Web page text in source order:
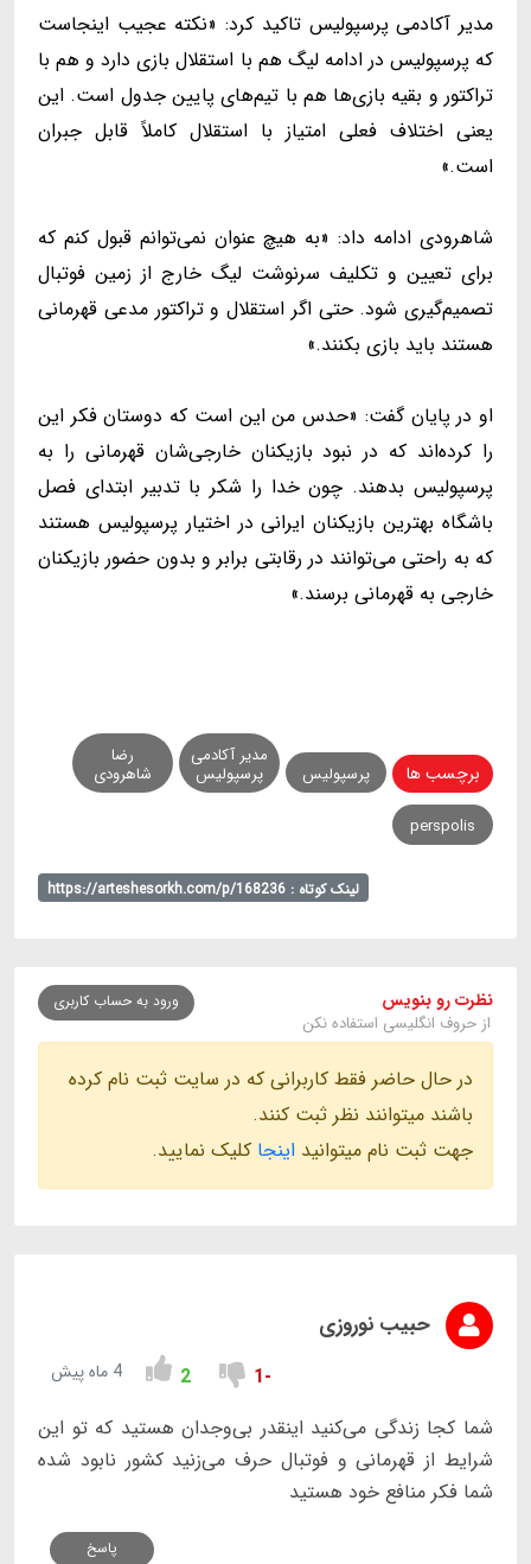
مدیر آکادمی پرسپولیس تاکید کرد: «نکته عجیب اینجاست
که پرسپولیس در ادامه لیگ هم با استقلال بازی دارد و هم با
تراکتور و بقیه بازی‌ها هم با تیم‌های پایین جدول است. این
یعنی اختلاف فعلی امتیاز با استقلال کاملاً قابل جبران
است.»
شاهرودی ادامه داد: «به هیچ عنوان نمی‌توانم قبول کنم که
برای تعیین و تکلیف سرنوشت لیگ خارج از زمین فوتبال
تصمیم‌گیری شود. حتی اگر استقلال و تراکتور مدعی قهرمانی
هستند باید بازی بکنند.»
او در پایان گفت: «حدس من این است که دوستان فکر این
را کرده‌اند که در نبود بازیکنان خارجی‌شان قهرمانی را به
پرسپولیس بدهند. چون خدا را شکر با تدبیر ابتدای فصل
باشگاه بهترین بازیکنان ایرانی در اختیار پرسپولیس هستند
که به راحتی می‌توانند در رقابتی برابر و بدون حضور بازیکنان
خارجی به قهرمانی برسند.»
برچسب ها پرسپولیس
مدیر آکادمی
پرسپولیس
رضا
شاهرودی
perspolis
لینک کوتاه : https://arteshesorkh.com/p/168236
نظرت رو بنویس
از حروف انگلیسی استفاده نکن
ورود به حساب کاربری
در حال حاضر فقط کاربرانی که در سایت ثبت نام کرده
باشند میتوانند نظر ثبت کنند.
جهت ثبت نام میتوانید اینجا کلیک نمایید.
حبیب نوروزی
-1
2 4 ماه پیش
شما کجا زندگی می‌کنید اینقدر بی‌وجدان هستید که تو این
شرایط از قهرمانی و فوتبال حرف می‌زنید کشور نابود شده
شما فکر منافع خود هستید
پاسخ